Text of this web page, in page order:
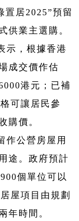
置居2025”預留
供業主選購。
示，根據香港
成交價作估
港元；已補
可讓居民參
購價。
作公營房屋用
途。政府預計
個單位可以
屋項目由規劃
年時間。